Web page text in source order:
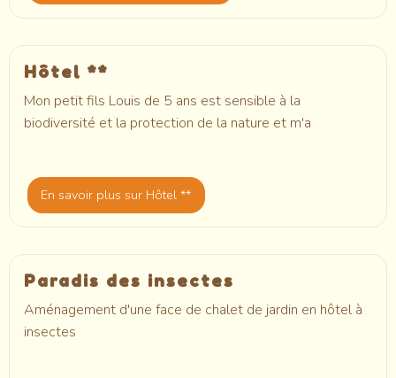
Hôtel **
Mon petit fils Louis de 5 ans est sensible à la
biodiversité et la protection de la nature et m'a
En savoir plussur Hôtel **
Paradis des insectes
Aménagement d'une face de chalet de jardin en hôtel à
insectes